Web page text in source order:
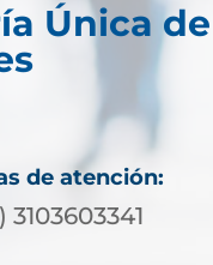
Única de
de atención:
3103603341